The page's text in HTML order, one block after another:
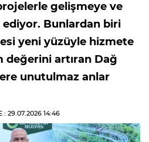
gelişmeye ve
Bunlardan biri
yeni yüzüyle hizmete
değerini artıran Dağ
unutulmaz anlar
: 29.07.2026 14:46